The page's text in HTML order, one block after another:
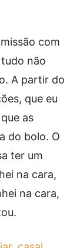
com
não
A partir do
que eu
as
do bolo. O
ter um
na cara,
na cara,